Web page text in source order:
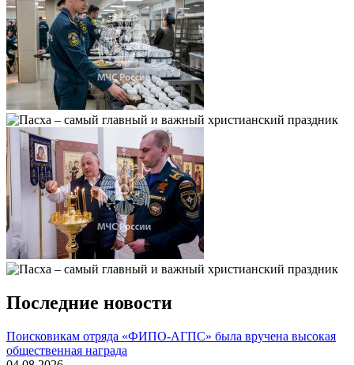
Последние новости
Поисковикам отряда «ФИПО-АГПС» была вручена высокая
общественная награда